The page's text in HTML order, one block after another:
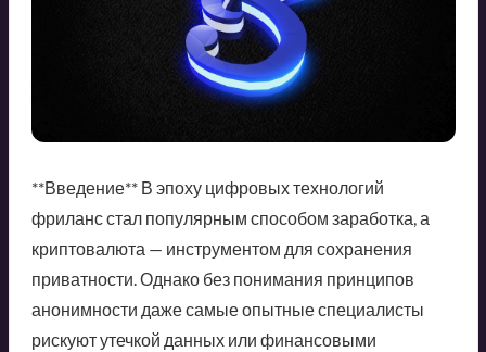
**Введение** В эпоху цифровых технологий
фриланс стал популярным способом заработка, а
криптовалюта — инструментом для сохранения
приватности. Однако без понимания принципов
анонимности даже самые опытные специалисты
рискуют утечкой данных или финансовыми